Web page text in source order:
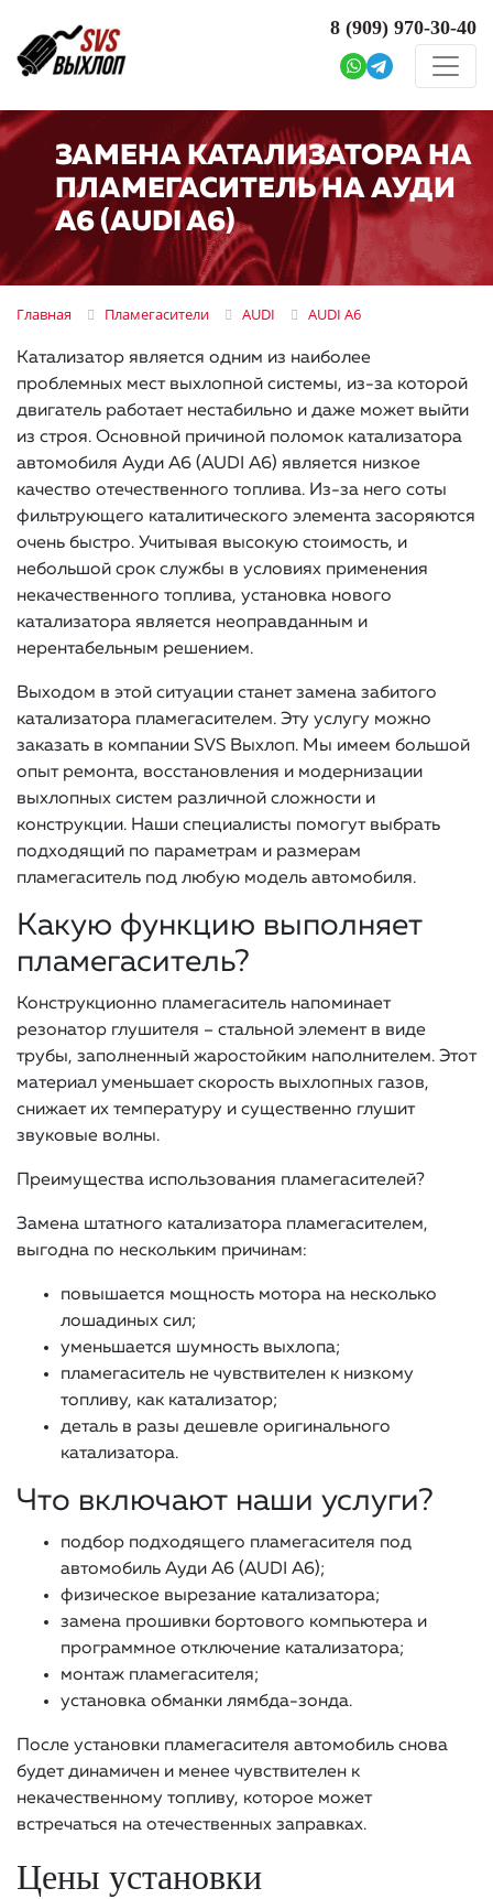
8 (909) 970-30-40
ЗАМЕНА КАТАЛИЗАТОРА НА
ПЛАМЕГАСИТЕЛЬ НА АУДИ
A6 (AUDI A6)
Главная Пламегасители AUDI AUDI A6
Катализатор является одним из наиболее
проблемных мест выхлопной системы, из-за которой
двигатель работает нестабильно и даже может выйти
из строя. Основной причиной поломок катализатора
автомобиля Ауди A6 (AUDI A6) является низкое
качество отечественного топлива. Из-за него соты
фильтрующего каталитического элемента засоряются
очень быстро. Учитывая высокую стоимость, и
небольшой срок службы в условиях применения
некачественного топлива, установка нового
катализатора является неоправданным и
нерентабельным решением.
Выходом в этой ситуации станет замена забитого
катализатора пламегасителем. Эту услугу можно
заказать в компании SVS Выхлоп. Мы имеем большой
опыт ремонта, восстановления и модернизации
выхлопных систем различной сложности и
конструкции. Наши специалисты помогут выбрать
подходящий по параметрам и размерам
пламегаситель под любую модель автомобиля.
Какую функцию выполняет
пламегаситель?
Конструкционно пламегаситель напоминает
резонатор глушителя – стальной элемент в виде
трубы, заполненный жаростойким наполнителем. Этот
материал уменьшает скорость выхлопных газов,
снижает их температуру и существенно глушит
звуковые волны.
Преимущества использования пламегасителей?
Замена штатного катализатора пламегасителем,
выгодна по нескольким причинам:
повышается мощность мотора на несколько
лошадиных сил;
уменьшается шумность выхлопа;
пламегаситель не чувствителен к низкому
топливу, как катализатор;
деталь в разы дешевле оригинального
катализатора.
Что включают наши услуги?
подбор подходящего пламегасителя под
автомобиль Ауди A6 (AUDI A6);
физическое вырезание катализатора;
замена прошивки бортового компьютера и
программное отключение катализатора;
монтаж пламегасителя;
установка обманки лямбда-зонда.
После установки пламегасителя автомобиль снова
будет динамичен и менее чувствителен к
некачественному топливу, которое может
встречаться на отечественных заправках.
Цены установки